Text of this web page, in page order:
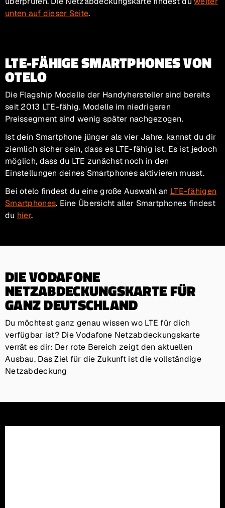
unten auf dieser Seite.
LTE-FÄHIGE SMARTPHONES VON
OTELO
Die Flagship Modelle der Handyhersteller sind bereits
seit 2013 LTE-fähig. Modelle im niedrigeren
Preissegment sind wenig später nachgezogen.
Ist dein Smartphone jünger als vier Jahre, kannst du dir
ziemlich sicher sein, dass es LTE-fähig ist. Es ist jedoch
möglich, dass du LTE zunächst noch in den
Einstellungen deines Smartphones aktivieren musst.
Bei otelo findest du eine große Auswahl an LTE-fähigen
Smartphones. Eine Übersicht aller Smartphones findest
du hier.
DIE VODAFONE
NETZABDECKUNGSKARTE FÜR
GANZ DEUTSCHLAND
Du möchtest ganz genau wissen wo LTE für dich
verfügbar ist? Die Vodafone Netzabdeckungskarte
verrät es dir: Der rote Bereich zeigt den aktuellen
Ausbau. Das Ziel für die Zukunft ist die vollständige
Netzabdeckung